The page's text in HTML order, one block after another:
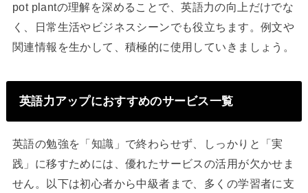
pot plantの理解を深めることで、英語力の向上だけでな
く、日常生活やビジネスシーンでも役立ちます。例文や
関連情報を生かして、積極的に使用していきましょう。
英語力アップにおすすめのサービス一覧
英語の勉強を「知識」で終わらせず、しっかりと「実
践」に移すためには、優れたサービスの活用が欠かせま
せん。以下は初心者から中級者まで、多くの学習者に支